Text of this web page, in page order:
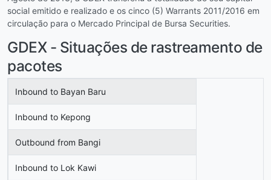
social emitido e realizado e os cinco (5) Warrants 2011/2016 em
circulação para o Mercado Principal de Bursa Securities.
GDEX - Situações de rastreamento de
pacotes
Inbound to Bayan Baru
Inbound to Kepong
Outbound from Bangi
Inbound to Lok Kawi